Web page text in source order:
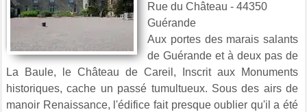
Rue du Château - 44350
Guérande
Aux portes des marais salants
de Guérande et à deux pas de
La Baule, le Château de Careil, Inscrit aux Monuments
historiques, cache un passé tumultueux. Sous des airs de
manoir Renaissance, l'édifice fait presque oublier qu'il a été